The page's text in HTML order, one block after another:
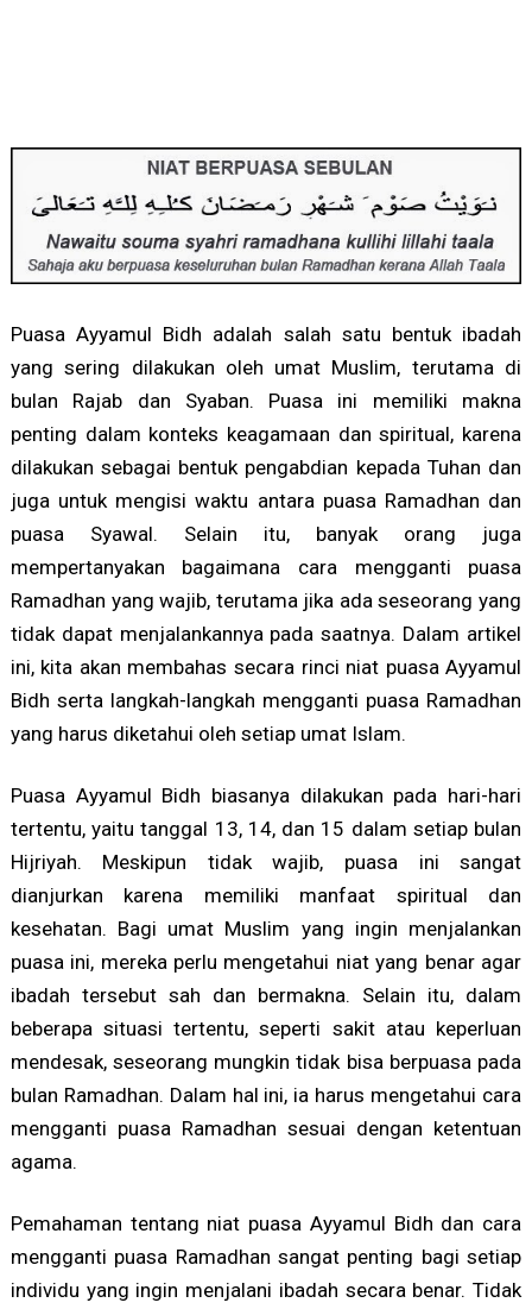
Puasa Ayyamul Bidh adalah salah satu bentuk ibadah
yang sering dilakukan oleh umat Muslim, terutama di
bulan Rajab dan Syaban. Puasa ini memiliki makna
penting dalam konteks keagamaan dan spiritual, karena
dilakukan sebagai bentuk pengabdian kepada Tuhan dan
juga untuk mengisi waktu antara puasa Ramadhan dan
puasa Syawal. Selain itu, banyak orang juga
mempertanyakan bagaimana cara mengganti puasa
Ramadhan yang wajib, terutama jika ada seseorang yang
tidak dapat menjalankannya pada saatnya. Dalam artikel
ini, kita akan membahas secara rinci niat puasa Ayyamul
Bidh serta langkah-langkah mengganti puasa Ramadhan
yang harus diketahui oleh setiap umat Islam.
Puasa Ayyamul Bidh biasanya dilakukan pada hari-hari
tertentu, yaitu tanggal 13, 14, dan 15 dalam setiap bulan
Hijriyah. Meskipun tidak wajib, puasa ini sangat
dianjurkan karena memiliki manfaat spiritual dan
kesehatan. Bagi umat Muslim yang ingin menjalankan
puasa ini, mereka perlu mengetahui niat yang benar agar
ibadah tersebut sah dan bermakna. Selain itu, dalam
beberapa situasi tertentu, seperti sakit atau keperluan
mendesak, seseorang mungkin tidak bisa berpuasa pada
bulan Ramadhan. Dalam hal ini, ia harus mengetahui cara
mengganti puasa Ramadhan sesuai dengan ketentuan
agama.
Pemahaman tentang niat puasa Ayyamul Bidh dan cara
mengganti puasa Ramadhan sangat penting bagi setiap
individu yang ingin menjalani ibadah secara benar. Tidak